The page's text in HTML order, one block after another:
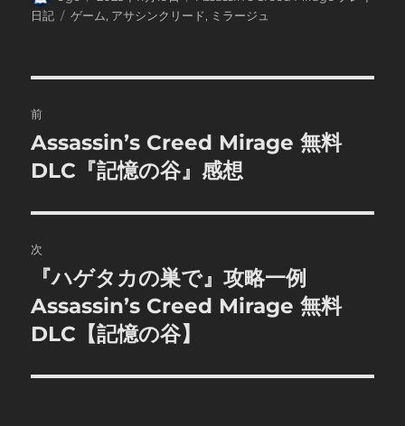
稿
稿
テ
日記
タ
ゲーム, アサシンクリード, ミラージュ
稿
ナ
ビ
ゲ
ー
シ
前
前
の
稿:
Assassin’s Creed Mirage 無料
DLC『記憶の谷』感想
次
次
の
投
『ハゲタカの巣で』攻略一例
Assassin’s Creed Mirage 無料
DLC【記憶の谷】